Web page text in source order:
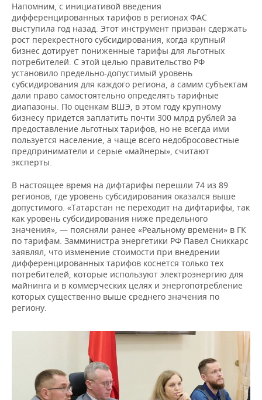
Напомним, с инициативой введения
дифференцированных тарифов в регионах ФАС
выступила год назад. Этот инструмент призван сдержать
рост перекрестного субсидирования, когда крупный
бизнес дотирует пониженные тарифы для льготных
потребителей. С этой целью правительство РФ
установило предельно-допустимый уровень
субсидирования для каждого региона, а самим субъектам
дали право самостоятельно определять тарифные
диапазоны. По оценкам ВШЭ, в этом году крупному
бизнесу придется заплатить почти 300 млрд рублей за
предоставление льготных тарифов, но не всегда ими
пользуется население, а чаще всего недобросовестные
предприниматели и серые «майнеры», считают
эксперты.
В настоящее время на дифтарифы перешли 74 из 89
регионов, где уровень субсидирования оказался выше
допустимого. «Татарстан не переходит на дифтарифы, так
как уровень субсидирования ниже предельного
значения», — поясняли ранее «Реальному времени» в ГК
по тарифам. Замминистра энергетики РФ Павел Сниккарс
заявлял, что изменение стоимости при внедрении
дифференцированных тарифов коснется только тех
потребителей, которые используют электроэнергию для
майнинга и в коммерческих целях и энергопотребление
которых существенно выше среднего значения по
региону.